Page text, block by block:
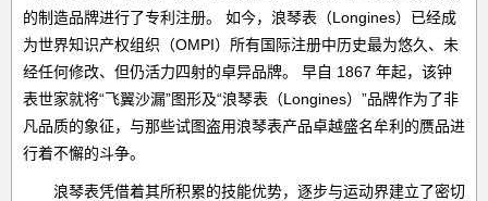
的制造品牌进行了专利注册。 如今，浪琴表（Longines）已经成
为世界知识产权组织（OMPI）所有国际注册中历史最为悠久、未
经任何修改、但仍活力四射的卓异品牌。 早自 1867 年起，该钟
表世家就将“飞翼沙漏”图形及“浪琴表（Longines）”品牌作为了非
凡品质的象征，与那些试图盗用浪琴表产品卓越盛名牟利的赝品进
行着不懈的斗争。
浪琴表凭借着其所积累的技能优势，逐步与运动界建立了密切